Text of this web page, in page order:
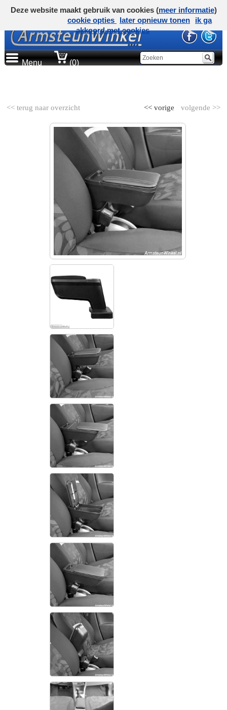
Menu (0)
<< terug naar overzicht volgende >>
<< vorige
Deze website maakt gebruik van cookies (meer informatie)
cookie opties
later opnieuw tonen
ik ga
akkoord met cookies